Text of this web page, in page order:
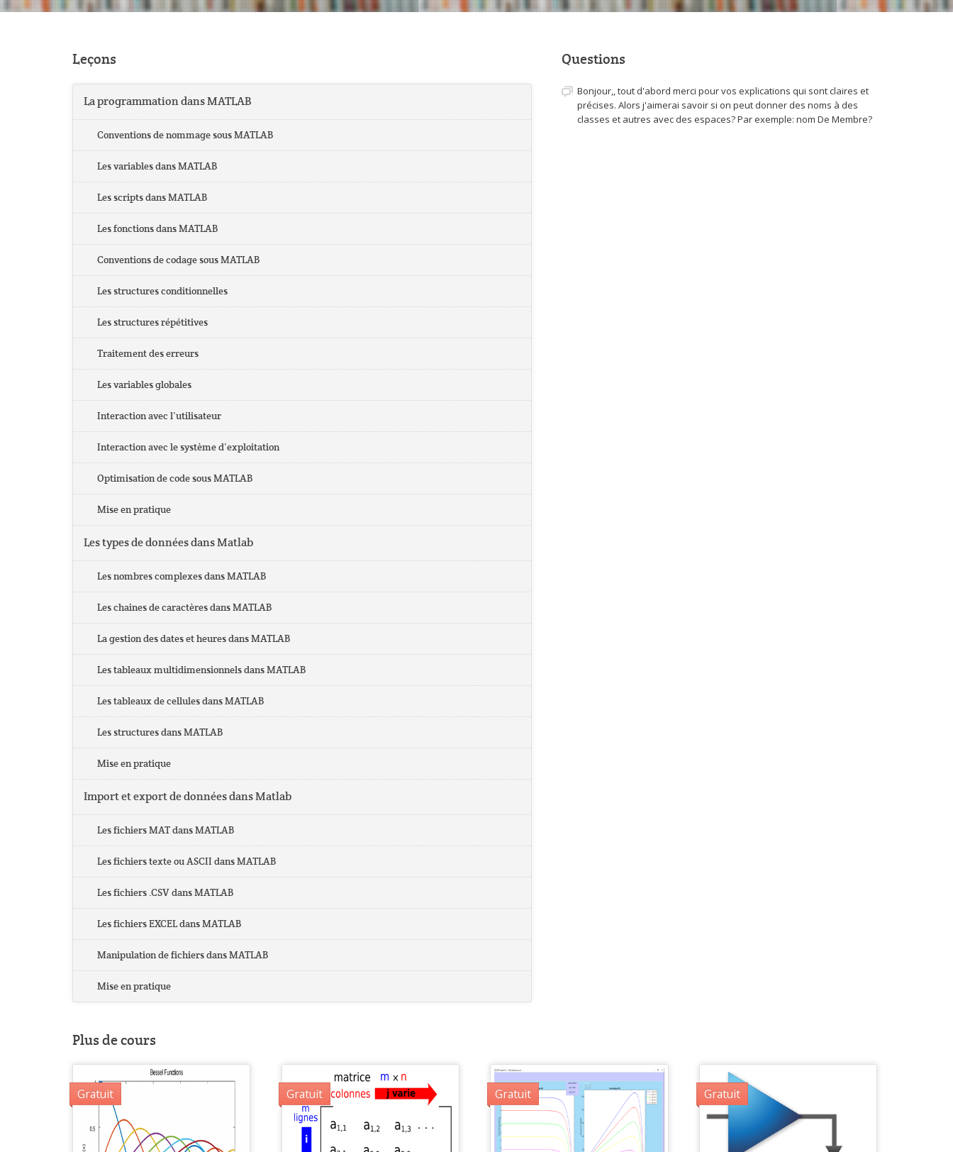
Leçons
La programmation dans MATLAB
Conventions de nommage sous MATLAB
Les variables dans MATLAB
Les scripts dans MATLAB
Les fonctions dans MATLAB
Conventions de codage sous MATLAB
Les structures conditionnelles
Les structures répétitives
Traitement des erreurs
Les variables globales
Interaction avec l’utilisateur
Interaction avec le système d’exploitation
Optimisation de code sous MATLAB
Mise en pratique
Les types de données dans Matlab
Les nombres complexes dans MATLAB
Les chaines de caractères dans MATLAB
La gestion des dates et heures dans MATLAB
Les tableaux multidimensionnels dans MATLAB
Les tableaux de cellules dans MATLAB
Les structures dans MATLAB
Mise en pratique
Import et export de données dans Matlab
Les fichiers MAT dans MATLAB
Les fichiers texte ou ASCII dans MATLAB
Les fichiers .CSV dans MATLAB
Les fichiers EXCEL dans MATLAB
Manipulation de fichiers dans MATLAB
Mise en pratique
Questions
Bonjour,, tout d'abord merci pour vos explications qui sont claires et
précises. Alors j'aimerai savoir si on peut donner des noms à des
classes et autres avec des espaces? Par exemple: nom De Membre?
Plus de cours
Gratuit Gratuit Gratuit Gratuit